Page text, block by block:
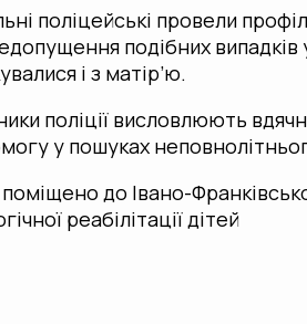
поліцейські провели
подібних
і з матір’ю.
поліції висловлюють
у пошуках
до Івано-
реабілітації дітей